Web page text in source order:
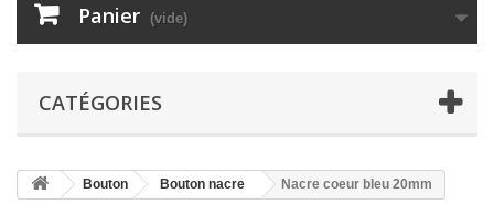
Panier (vide)
CATÉGORIES
Bouton Bouton nacre Nacre coeur bleu 20mm